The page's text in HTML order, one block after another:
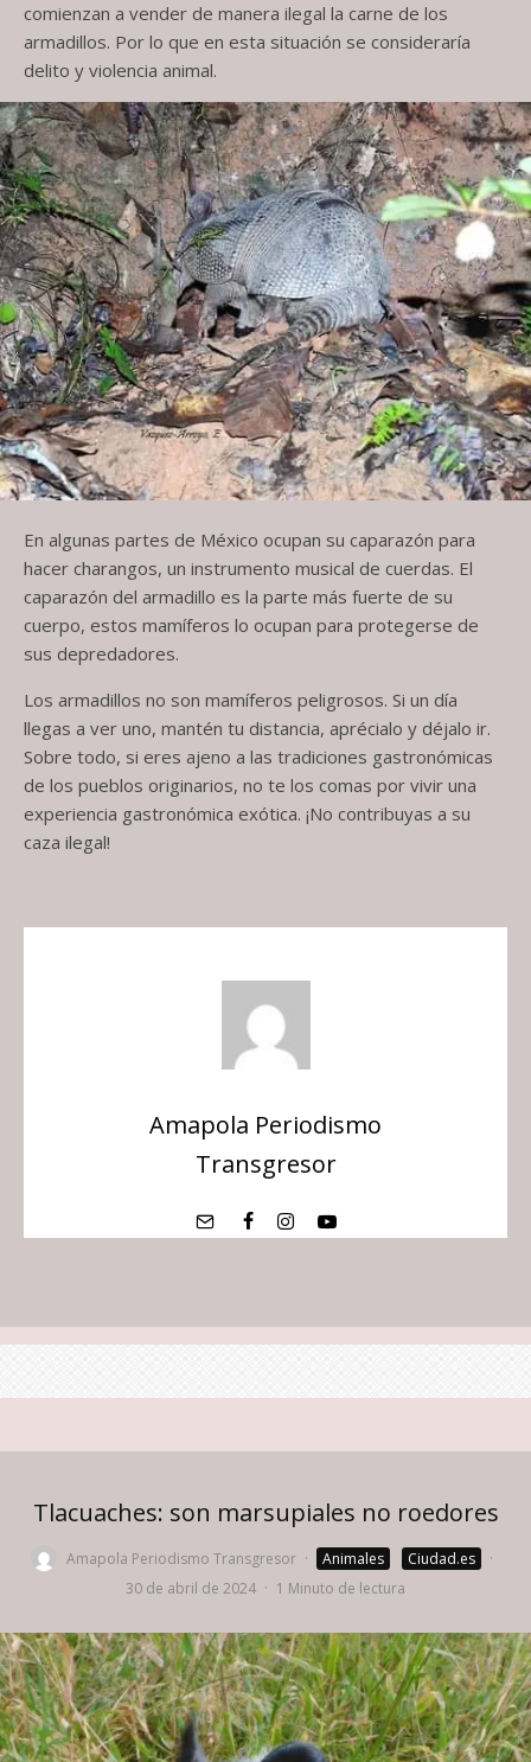
comienzan a vender de manera ilegal la carne de los
armadillos. Por lo que en esta situación se consideraría
delito y violencia animal.
En algunas partes de México ocupan su caparazón para
hacer charangos, un instrumento musical de cuerdas. El
caparazón del armadillo es la parte más fuerte de su
cuerpo, estos mamíferos lo ocupan para protegerse de
sus depredadores.
Los armadillos no son mamíferos peligrosos. Si un día
llegas a ver uno, mantén tu distancia, aprécialo y déjalo ir.
Sobre todo, si eres ajeno a las tradiciones gastronómicas
de los pueblos originarios, no te los comas por vivir una
experiencia gastronómica exótica. ¡No contribuyas a su
caza ilegal!
Amapola Periodismo
Transgresor
Tlacuaches: son marsupiales no roedores
Amapola Periodismo Transgresor · Animales Ciudad.es
·
30 de abril de 2024 · 1 Minuto de lectura